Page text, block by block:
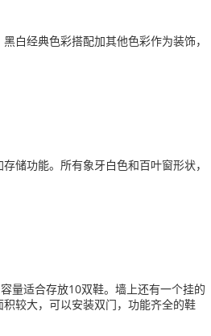
白经典色彩搭配加其他色彩作为装饰，
储功能。所有象牙白色和百叶窗形状，
量适合存放10双鞋。墙上还有一个挂的
较大，可以安装双门，功能齐全的鞋